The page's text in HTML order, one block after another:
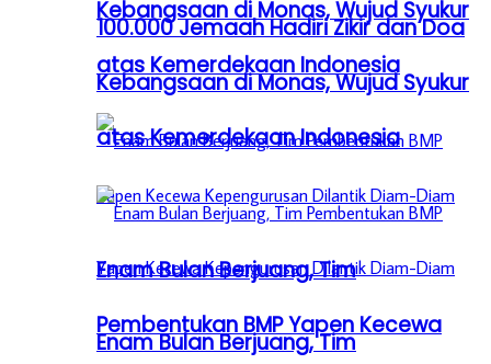
Kebangsaan di Monas, Wujud Syukur
atas Kemerdekaan Indonesia
Enam Bulan Berjuang, Tim
Pembentukan BMP Yapen Kecewa
100.000 Jemaah Hadiri Zikir dan Doa
Kebangsaan di Monas, Wujud Syukur
atas Kemerdekaan Indonesia
Enam Bulan Berjuang, Tim